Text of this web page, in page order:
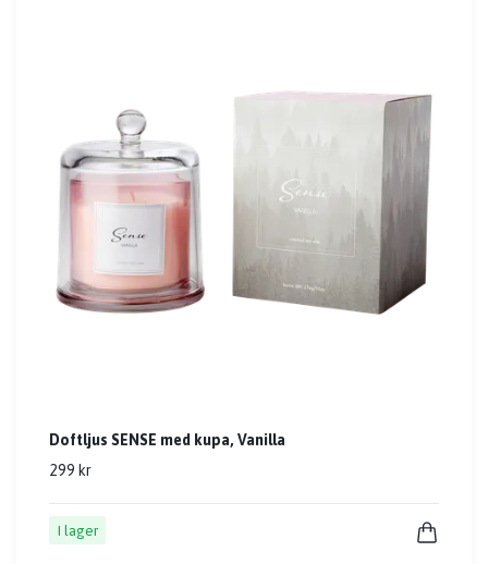
Doftljus SENSE med kupa, Vanilla
299 kr
I lager